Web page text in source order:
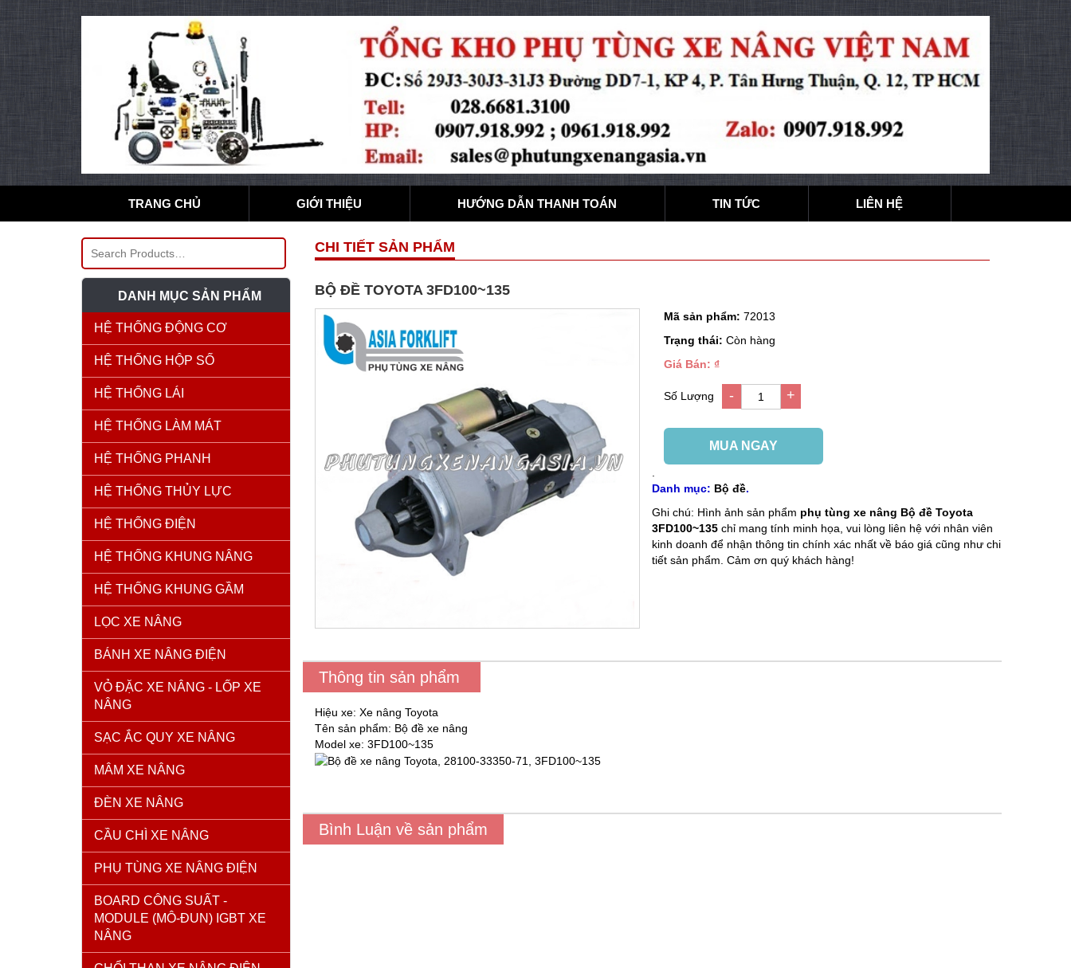
TRANG CHỦ GIỚI THIỆU HƯỚNG DẪN THANH TOÁN TIN TỨC LIÊN HỆ
CHI TIẾT SẢN PHẨM
BỘ ĐỀ TOYOTA 3FD100~135
Mã sản phẩm: 72013
Trạng thái: Còn hàng
Giá Bán: ₫
Số Lượng - 1 +
MUA NGAY
Thông tin sản phẩm
Hiệu xe: Xe nâng Toyota
Tên sản phẩm: Bộ đề xe nâng
Model xe: 3FD100~135
Bình Luận về sản phẩm
Danh mục: Bộ đề.
Ghi chú: Hình ảnh sản phẩm phụ tùng xe nâng Bộ đề Toyota
3FD100~135 chỉ mang tính minh họa, vui lòng liên hệ với nhân viên
kinh doanh để nhận thông tin chính xác nhất về báo giá cũng như chi
tiết sản phẩm. Cảm ơn quý khách hàng!
DANH MỤC SẢN PHẨM
HỆ THỐNG ĐỘNG CƠ
HỆ THỐNG HỘP SỐ
HỆ THỐNG LÁI
HỆ THỐNG LÀM MÁT
HỆ THỐNG PHANH
HỆ THỐNG THỦY LỰC
HỆ THỐNG ĐIỆN
HỆ THỐNG KHUNG NÂNG
HỆ THỐNG KHUNG GẦM
LỌC XE NÂNG
BÁNH XE NÂNG ĐIỆN
VỎ ĐẶC XE NÂNG - LỐP XE
NÂNG
SẠC ẮC QUY XE NÂNG
MÂM XE NÂNG
ĐÈN XE NÂNG
CẦU CHÌ XE NÂNG
PHỤ TÙNG XE NÂNG ĐIỆN
BOARD CÔNG SUẤT -
MODULE (MÔ-ĐUN) IGBT XE
NÂNG